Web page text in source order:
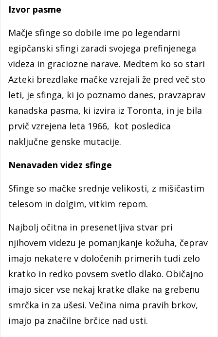
Izvor pasme
Mačje sfinge so dobile ime po legendarni
egipčanski sfingi zaradi svojega prefinjenega
videza in graciozne narave. Medtem ko so stari
Azteki brezdlake mačke vzrejali že pred več sto
leti, je sfinga, ki jo poznamo danes, pravzaprav
kanadska pasma, ki izvira iz Toronta, in je bila
prvič vzrejena leta 1966, kot posledica
naključne genske mutacije.
Nenavaden videz sfinge
Sfinge so mačke srednje velikosti, z mišičastim
telesom in dolgim, vitkim repom.
Najbolj očitna in presenetljiva stvar pri
njihovem videzu je pomanjkanje kožuha, čeprav
imajo nekatere v določenih primerih tudi zelo
kratko in redko povsem svetlo dlako. Običajno
imajo sicer vse nekaj kratke dlake na grebenu
smrčka in za ušesi. Večina nima pravih brkov,
imajo pa značilne brčice nad usti.